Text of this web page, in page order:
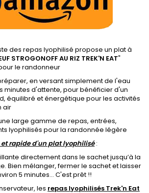
des repas lyophilisé propose un plat à
STROGONOFF AU RIZ TREK'N EAT"
le randonneur
en versant simplement de l'eau
minutes d'attente, pour bénéficier d'un
équilibré et énergétique pour les activités
air
large gamme de repas, entrées,
lyophilisés pour la randonnée légère
rapide d'un plat lyophilisé:
directement dans le sachet jusqu’à la
Bien mélanger, fermer le sachet et laisser
5 minutes... C'est prêt !!
les repas lyophilisés Trek'n Eat